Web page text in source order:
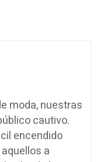
moda, nuestras
cautivo.
encendido
a